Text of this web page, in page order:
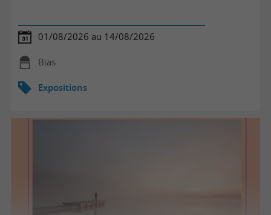
01/08/2026 au 14/08/2026
Bias
Expositions